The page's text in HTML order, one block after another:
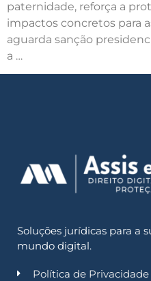
paternidade, reforça a
impactos concretos para
aguarda sanção
a …
Soluções jurídicas para a
mundo digital.
Política de Privacidade